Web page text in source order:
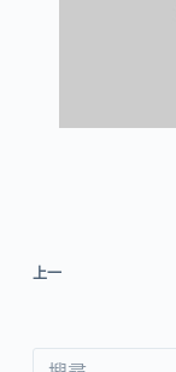
上一